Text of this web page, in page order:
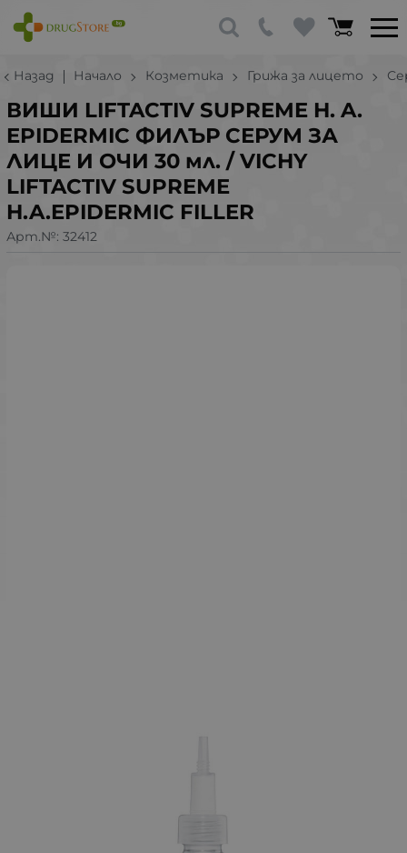
Назад Начало Козметика Грижа за лицето
ВИШИ LIFTACTIV SUPREME H. A.
EPIDERMIC ФИЛЪР СЕРУМ ЗА
ЛИЦЕ И ОЧИ 30 мл. / VICHY
LIFTACTIV SUPREME
H.A.EPIDERMIC FILLER
Арт.№: 32412